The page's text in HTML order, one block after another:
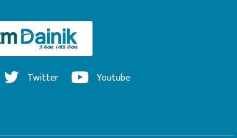
Twitter Youtube